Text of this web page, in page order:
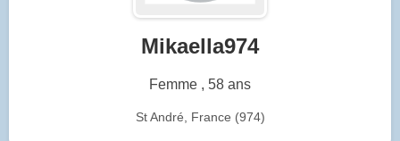
Mikaella974
Femme , 58 ans
St André, France (974)